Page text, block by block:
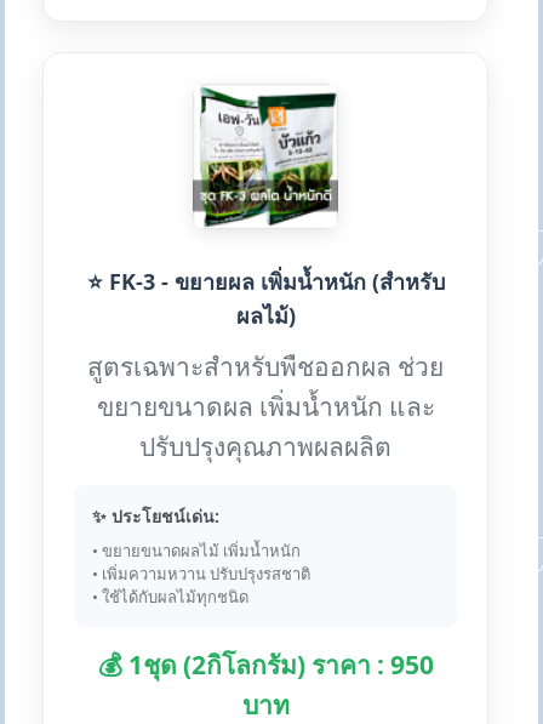
⭐ FK-3 - ขยายผล เพิ่มน้ำหนัก (สำหรับ
ผลไม้)
สูตรเฉพาะสำหรับพืชออกผล ช่วย
ขยายขนาดผล เพิ่มน้ำหนัก และ
ปรับปรุงคุณภาพผลผลิต
✨ ประโยชน์เด่น:
• ขยายขนาดผลไม้ เพิ่มน้ำหนัก
• เพิ่มความหวาน ปรับปรุงรสชาติ
• ใช้ได้กับผลไม้ทุกชนิด
💰 1ชุด (2กิโลกรัม) ราคา : 950
บาท